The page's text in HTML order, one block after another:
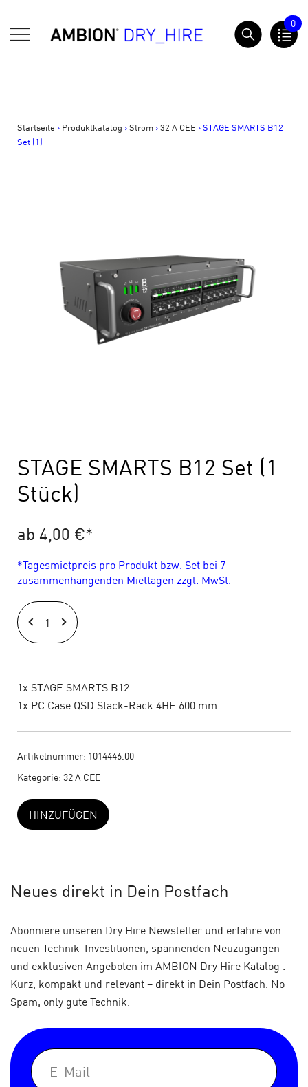
zum
Inhalt
AMBION Dry Hire
0
Startseite > Produktkatalog >Strom >32 A CEE >STAGE SMARTS B12
Set (1)
STAGE SMARTS B12 Set (1
Stück)
ab 4,00 €*
*Tagesmietpreis pro Produkt bzw. Set bei 7
zusammenhängenden Miettagen zzgl. MwSt.
STAGE
SMARTS
B12
(1)
Menge
1x STAGE SMARTS B12
1x PC Case QSD Stack-Rack 4HE 600 mm
Artikelnummer: 1014446.00
Kategorie: 32 A CEE
HINZUFÜGEN
Neues direkt in Dein Postfach
Abonniere unseren Dry Hire Newsletter und erfahre von
neuen Technik-Investitionen, spannenden Neuzugängen
und exklusiven Angeboten im AMBION Dry Hire Katalog .
Kurz, kompakt und relevant – direkt in Dein Postfach. No
Spam, only gute Technik.